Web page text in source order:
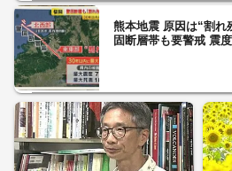
熊本地震 原因は“割れ
固断層帯も要警戒 震